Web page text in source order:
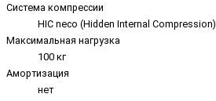
Система компрессии
HIC neco (Hidden Internal Compression)
Максимальная нагрузка
100 кг
Амортизация
нет